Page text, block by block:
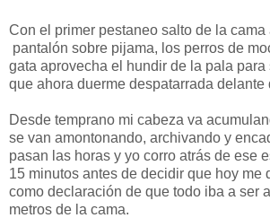
Con el primer pestaneo salto de la cama
pantalón sobre pijama, los perros de
gata aprovecha el hundir de la pala para
que ahora duerme despatarrada delante
Desde temprano mi cabeza va
se van amontonando, archivando y
pasan las horas y yo corro atrás de ese
15 minutos antes de decidir que hoy me
como declaración de que todo iba a ser
metros de la cama.